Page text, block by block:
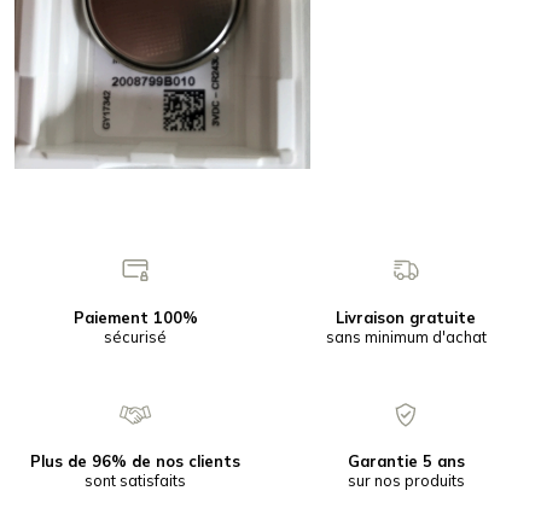
Paiement 100%
sécurisé
Livraison gratuite
sans minimum d'achat
Plus de 96% de nos clients
sont satisfaits
Garantie 5 ans
sur nos produits